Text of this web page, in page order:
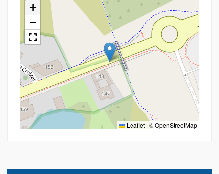
+
−
Leaflet | ©OpenStreetMap